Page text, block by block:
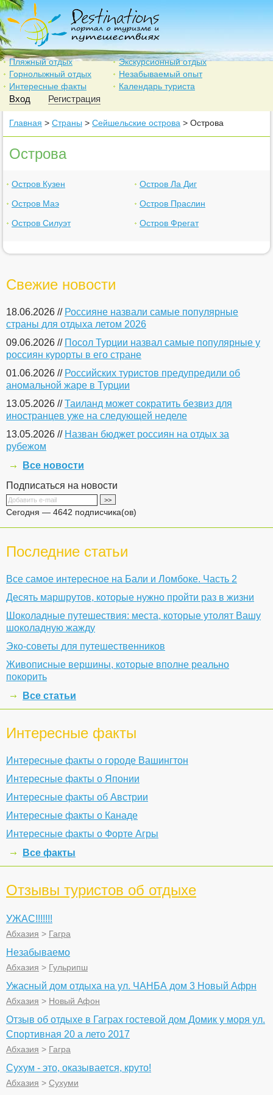
Пляжный отдых
Экскурсионный отдых
Горнолыжный отдых
Незабываемый опыт
Интересные факты
Календарь туриста
Вход Регистрация
Главная > Страны > Сейшельские острова > Острова
Острова
Остров Кузен
Остров Ла Диг
Остров Маэ
Остров Праслин
Остров Силуэт
Остров Фрегат
Свежие новости
18.06.2026 // Россияне назвали самые популярные
страны для отдыха летом 2026
09.06.2026 // Посол Турции назвал самые популярные у
россиян курорты в его стране
01.06.2026 // Российских туристов предупредили об
аномальной жаре в Турции
13.05.2026 //Таиланд может сократить безвиз для
иностранцев уже на следующей неделе
13.05.2026 // Назван бюджет россиян на отдых за
рубежом
Все новости
Подписаться на новости
Сегодня — 4642 подписчика(ов)
Последние статьи
Все самое интересное на Бали и Ломбоке. Часть 2
Десять маршрутов, которые нужно пройти раз в жизни
Шоколадные путешествия: места, которые утолят Вашу
шоколадную жажду
Эко-советы для путешественников
Живописные вершины, которые вполне реально
покорить
Все статьи
Интересные факты
Интересные факты о городе Вашингтон
Интересные факты о Японии
Интересные факты об Австрии
Интересные факты о Канаде
Интересные факты о Форте Агры
Все факты
Отзывы туристов об отдыхе
УЖАС!!!!!!!
Абхазия > Гагра
Незабываемо
Абхазия > Гульрипш
Ужасный дом отдыха на ул. ЧАНБА дом 3 Новый Афрн
Абхазия > Новый Афон
Отзыв об отдыхе в Гаграх гостевой дом Домик у моря ул.
Спортивная 20 а лето 2017
Абхазия > Гагра
Сухум - это, оказывается, круто!
Абхазия > Сухуми